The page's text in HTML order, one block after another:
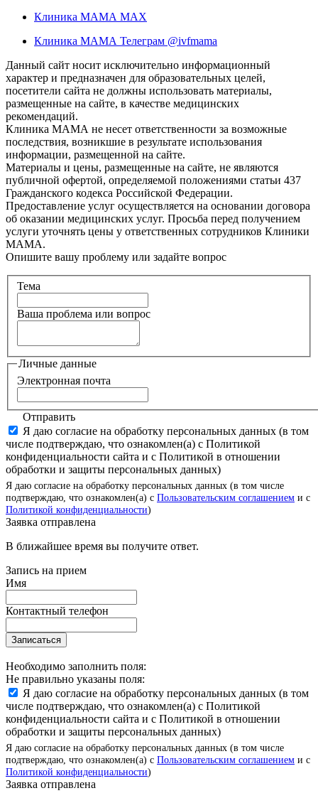
Клиника МАМА MAX
Клиника МАМА Телеграм @ivfmama
Данный сайт носит исключительно информационный
характер и предназначен для образовательных целей,
посетители сайта не должны использовать материалы,
размещенные на сайте, в качестве медицинских
рекомендаций.
Клиника МАМА не несет ответственности за возможные
последствия, возникшие в результате использования
информации, размещенной на сайте.
Материалы и цены, размещенные на сайте, не являются
публичной офертой, определяемой положениями статьи 437
Гражданского кодекса Российской Федерации.
Предоставление услуг осуществляется на основании договора
об оказании медицинских услуг. Просьба перед получением
услуги уточнять цены у ответственных сотрудников Клиники
МАМА.
Опишите вашу проблему или задайте вопрос
Тема
Ваша проблема или вопрос
Личные данные
Электронная почта
Отправить
Я даю согласие на обработку персональных данных (в том
числе подтверждаю, что ознакомлен(а) с Политикой
конфиденциальности сайта и с Политикой в отношении
обработки и защиты персональных данных)
Я даю согласие на обработку персональных данных (в том числе
подтверждаю, что ознакомлен(а) с Пользовательским соглашением и с
Политикой конфиденциальности)
Заявка отправлена
В ближайшее время вы получите ответ.
Запись на прием
Имя
Контактный телефон
Записаться
Необходимо заполнить поля:
Не правильно указаны поля:
Я даю согласие на обработку персональных данных (в том
числе подтверждаю, что ознакомлен(а) с Политикой
конфиденциальности сайта и с Политикой в отношении
обработки и защиты персональных данных)
Я даю согласие на обработку персональных данных (в том числе
подтверждаю, что ознакомлен(а) с Пользовательским соглашением и с
Политикой конфиденциальности)
Заявка отправлена